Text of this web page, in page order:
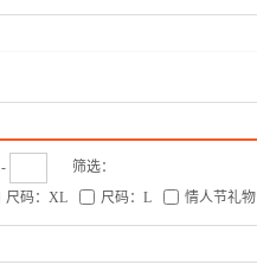
-
筛选：
尺码：XL 尺码：L 情人节礼物